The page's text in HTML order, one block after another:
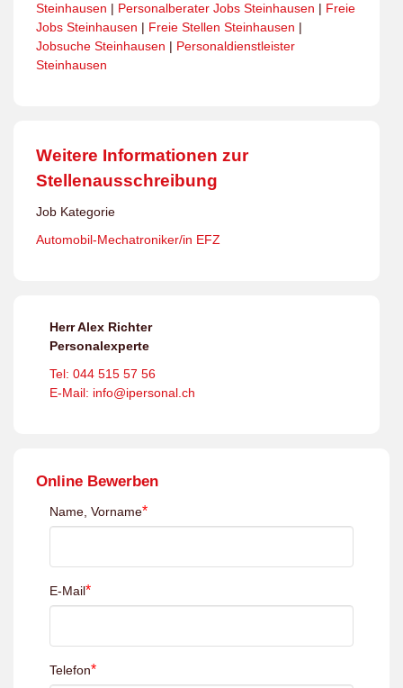
Steinhausen | Personalberater Jobs Steinhausen | Freie
Jobs Steinhausen | Freie Stellen Steinhausen |
Jobsuche Steinhausen | Personaldienstleister
Steinhausen
Weitere Informationen zur
Stellenausschreibung
Job Kategorie
Automobil-Mechatroniker/in EFZ
Herr Alex Richter
Personalexperte
Tel: 044 515 57 56
E-Mail: info@ipersonal.ch
Online Bewerben
Name, Vorname*
E-Mail*
Telefon*